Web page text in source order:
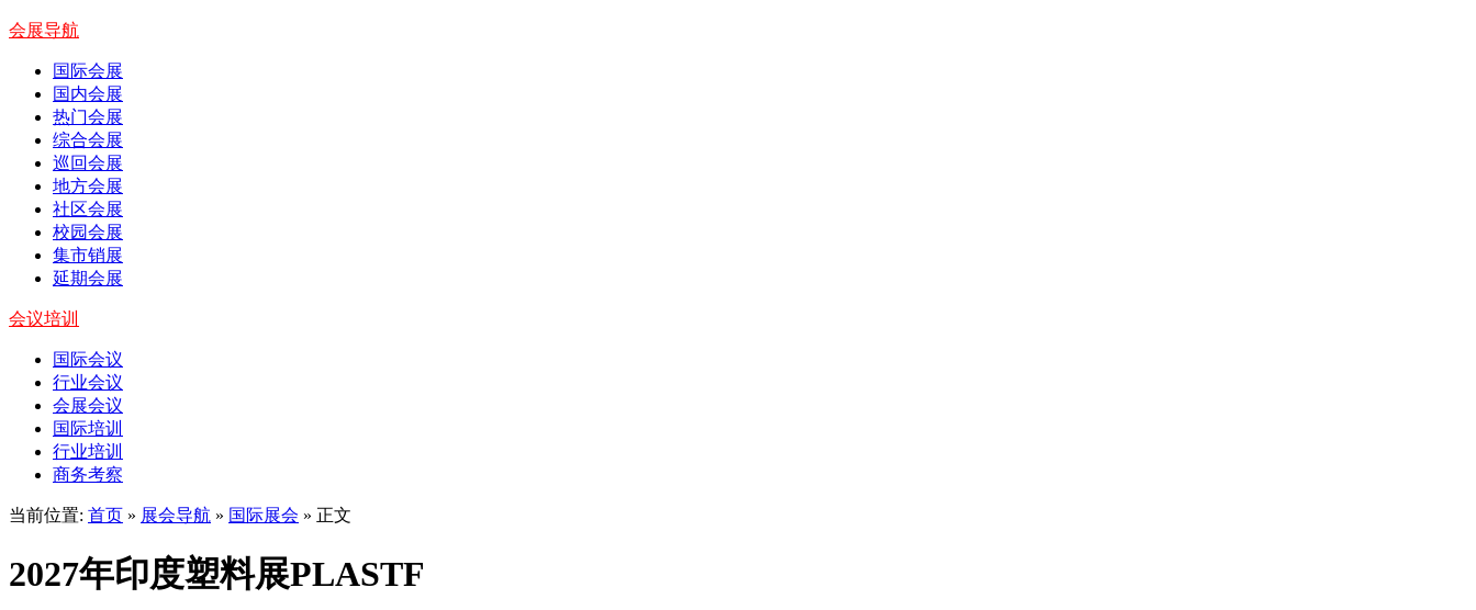
会展导航
国际会展
国内会展
热门会展
综合会展
巡回会展
地方会展
社区会展
校园会展
集市销展
延期会展
会议培训
国际会议
行业会议
会展会议
国际培训
行业培训
商务考察
当前位置: 首页 » 展会导航 » 国际展会 » 正文
2027年印度塑料展PLASTF